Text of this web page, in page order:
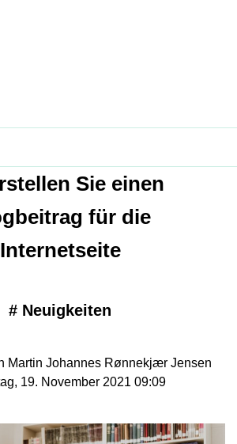
Sie einen
für die
Internetseite
# Neuigkeiten
Martin Johannes Rønnekjær Jensen
19. November 2021 09:09